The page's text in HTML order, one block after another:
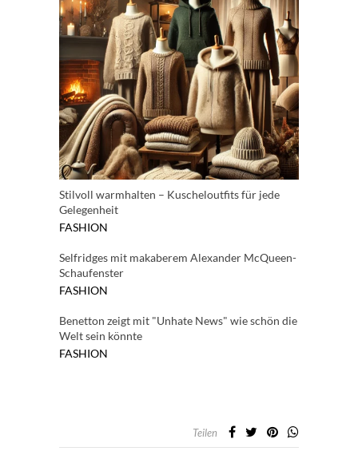
Stilvoll warmhalten – Kuscheloutfits für jede
Gelegenheit
FASHION
Selfridges mit makaberem Alexander McQueen-
Schaufenster
FASHION
Benetton zeigt mit "Unhate News" wie schön die
Welt sein könnte
FASHION
Teilen